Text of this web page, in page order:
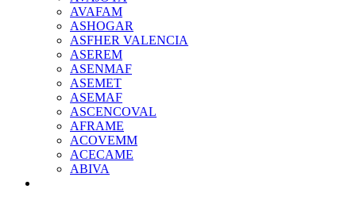
AVAFAM
ASHOGAR
ASFHER VALENCIA
ASEREM
ASENMAF
ASEMET
ASEMAF
ASCENCOVAL
AFRAME
ACOVEMM
ACECAME
ABIVA